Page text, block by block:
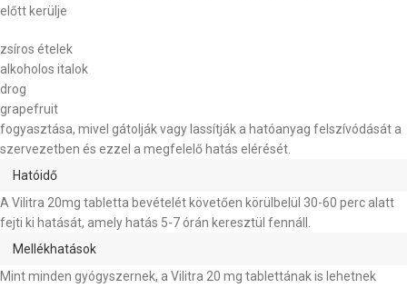
előtt kerülje
zsíros ételek
alkoholos italok
drog
grapefruit
fogyasztása, mivel gátolják vagy lassítják a hatóanyag felszívódását a
szervezetben és ezzel a megfelelő hatás elérését.
Hatóidő
A Vilitra 20mg tabletta bevételét követően körülbelül 30-60 perc alatt
fejti ki hatását, amely hatás 5-7 órán keresztül fennáll.
Mellékhatások
Mint minden gyógyszernek, a Vilitra 20 mg tablettának is lehetnek